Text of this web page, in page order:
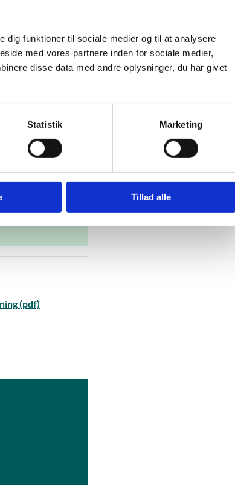
dig funktioner til sociale medier og til at analysere
med vores partnere inden for sociale medier,
disse data med andre oplysninger, du har givet
Statistik Marketing
Tillad alle
bestemt
bekendtgørelse
i visse fag
et bestemt
og
to
(pdf)